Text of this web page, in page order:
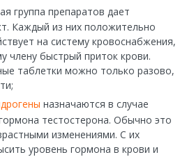
группа препаратов дает
Каждый из них положительно
на систему кровоснабжения,
члену быстрый приток крови.
таблетки можно только разово,
назначаются в случае
тестостерона. Обычно это
изменениями. С их
уровень гормона в крови и